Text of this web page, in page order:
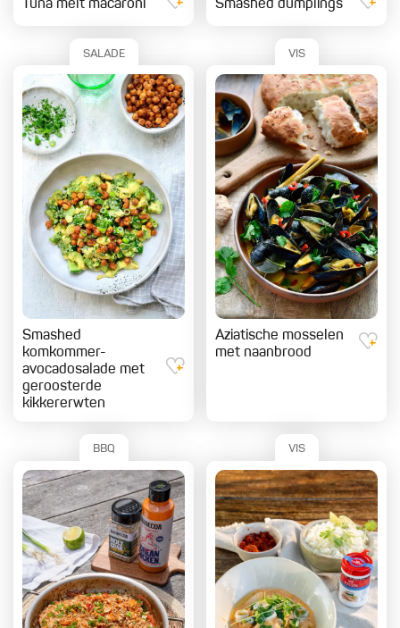
Tuna melt macaroni Smashed dumplings
SALADE
Smashed
komkommer-
avocadosalade met
geroosterde
kikkererwten
VIS
Aziatische mosselen
met naanbrood
BBQ VIS